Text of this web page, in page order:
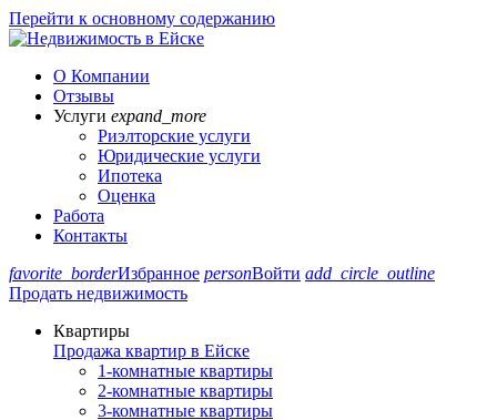
Перейти к основному содержанию
О Компании
Отзывы
Услуги expand_more
Риэлторские услуги
Юридические услуги
Ипотека
Оценка
Работа
Контакты
favorite_borderИзбранное personВойти add_circle_outline
Продать недвижимость
Квартиры
Продажа квартир в Ейске
1-комнатные квартиры
2-комнатные квартиры
3-комнатные квартиры